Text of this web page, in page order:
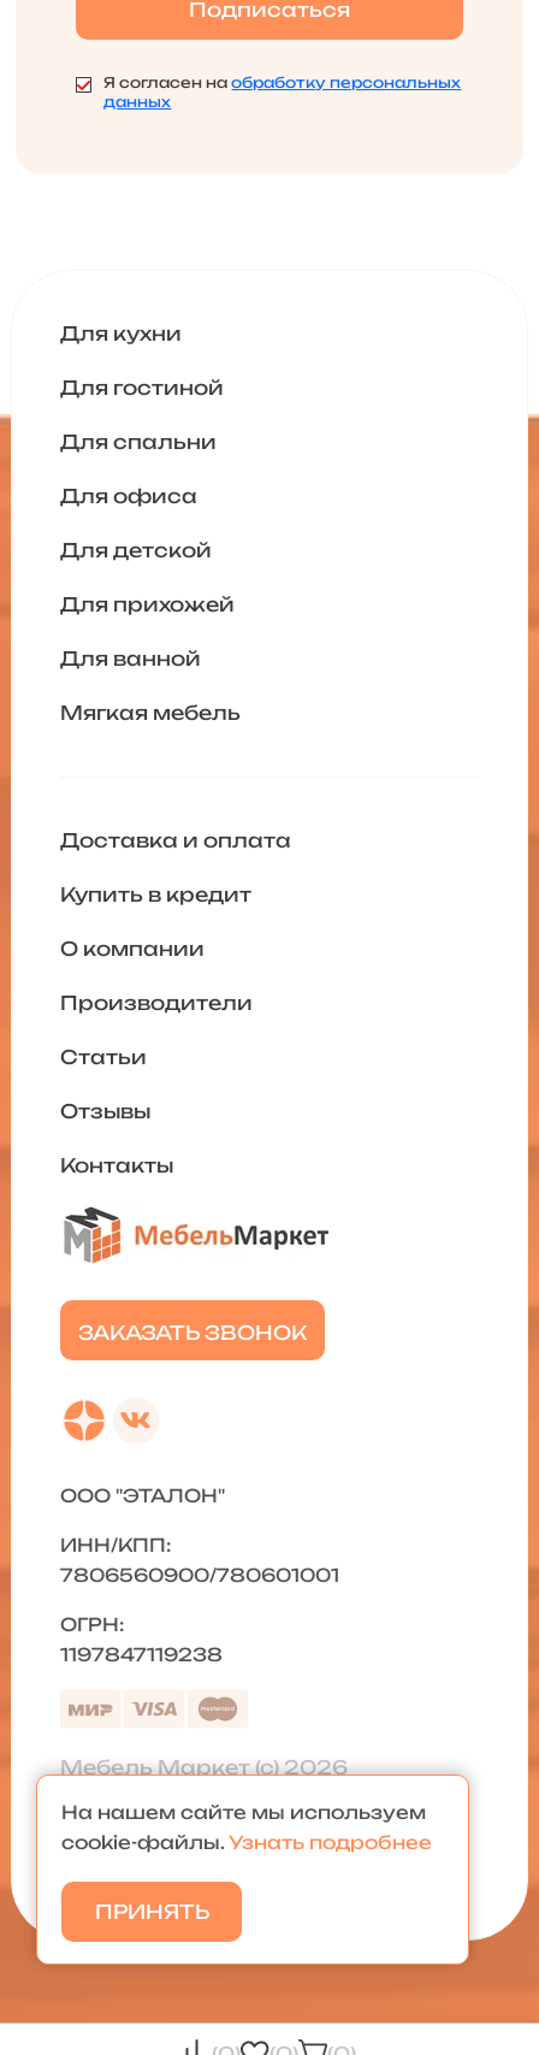
Я согласен наобработку персональных
данных
Для кухни
Для гостиной
Для спальни
Для офиса
Для детской
Для прихожей
Для ванной
Мягкая мебель
ЗАКАЗАТЬ ЗВОНОК
Доставка и оплата
Купить в кредит
О компании
Производители
Статьи
Отзывы
Контакты
ООО "ЭТАЛОН"
ИНН/КПП:
7806560900/780601001
ОГРН:
1197847119238
Мебель Маркет (с) 2026
Политика конфиденциальности
Карта сайта
На нашем сайте мы используем
cookie-файлы. Узнать подробнее
ПРИНЯТЬ